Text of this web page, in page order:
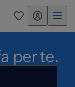
0 my randstad
per te.